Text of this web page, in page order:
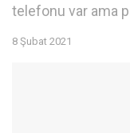
telefonu var ama
8 Şubat 2021